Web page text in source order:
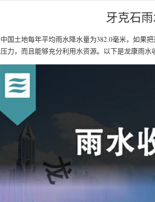
牙克石
国土地每年平均雨水降水量为382.0毫米，如果
力，而且能够充分利用水资源。以下是龙康雨水